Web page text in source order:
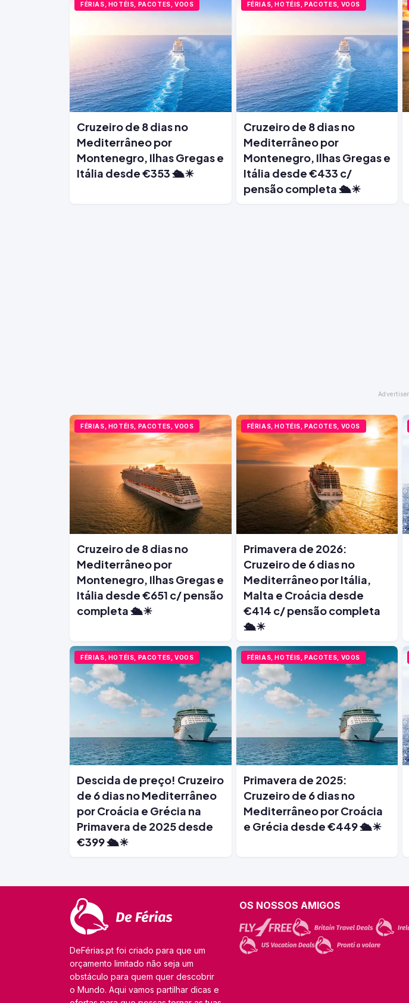
FÉRIAS, HOTÉIS, PACOTES, VOOS
Cruzeiro de 8 dias no
Mediterrâneo por
Montenegro, Ilhas Gregas e
Itália desde €353 🛳️☀
FÉRIAS, HOTÉIS, PACOTES, VOOS
Cruzeiro de 8 dias no
Mediterrâneo por
Montenegro, Ilhas Gregas e
Itália desde €433 c/
pensão completa 🛳️☀
FÉRIAS, HOTÉIS, PACOTES, VOOS
Cruzeiro de 8 dias no
Mediterrâneo por
Montenegro, Ilhas Gregas e
Itália desde €651 c/ pensão
completa 🛳️☀
FÉRIAS, HOTÉIS, PACOTES, VOOS
Primavera de 2026:
Cruzeiro de 6 dias no
Mediterrâneo por Itália,
Malta e Croácia desde
€414 c/ pensão completa
🛳️☀
FÉRIAS, HOTÉIS, PACOTES, VOOS
Descida de preço! Cruzeiro
de 6 dias no Mediterrâneo
por Croácia e Grécia na
Primavera de 2025 desde
€399 🛳️☀
FÉRIAS, HOTÉIS, PACOTES, VOOS
Primavera de 2025:
Cruzeiro de 6 dias no
Mediterrâneo por Croácia
e Grécia desde €449 🛳️☀
DeFérias.pt foi criado para que um
orçamento limitado não seja um
obstáculo para quem quer descobrir
o Mundo. Aqui vamos partilhar dicas e
OS NOSSOS AMIGOS